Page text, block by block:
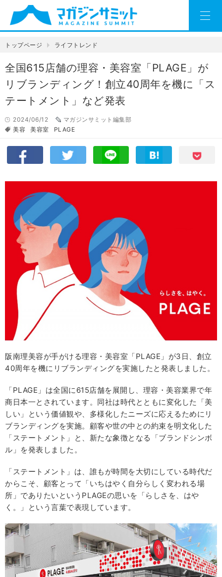
トップページ ライフトレンド
全国615店舗の理容・美容室「PLAGE」が
リブランディング！創立40周年を機に「ス
テートメント」など発表
2024/06/12
マガジンサミット編集部
美容
美容室 PLAGE
阪南理美容が手がける理容・美容室「PLAGE」が3日、創立
40周年を機にリブランディングを実施したと発表しました。
「PLAGE」は全国に615店舗を展開し、理容・美容業界で年
商日本一とされています。同社は時代とともに変化した「美
しい」という価値観や、多様化したニーズに応えるためにリ
ブランディングを実施。顧客や世の中との約束を明文化した
「ステートメント」と、新たな象徴となる「ブランドシンボ
ル」を発表しました。
「ステートメント」は、誰もが時間を大切にしている時代だ
からこそ、顧客とって「いちはやく自分らしく変われる場
所」でありたいというPLAGEの思いを「らしさを、はや
く。」という言葉で表現しています。